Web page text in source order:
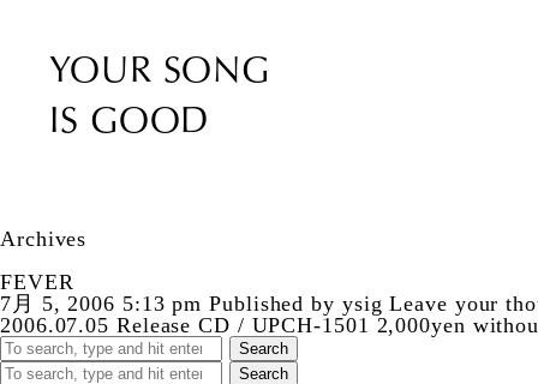
YOUR SONG
IS GOOD
Archives
FEVER
7月 5, 2006 5:13 pm Published by ysig Leave your
2006.07.05 Release CD / UPCH-1501 2,000yen
Search
Search